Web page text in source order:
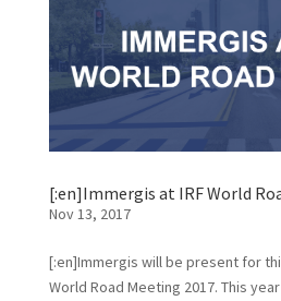
[:en]Immergis at IRF World
Nov 13, 2017
[:en]Immergis will be present for
World Road Meeting 2017. This